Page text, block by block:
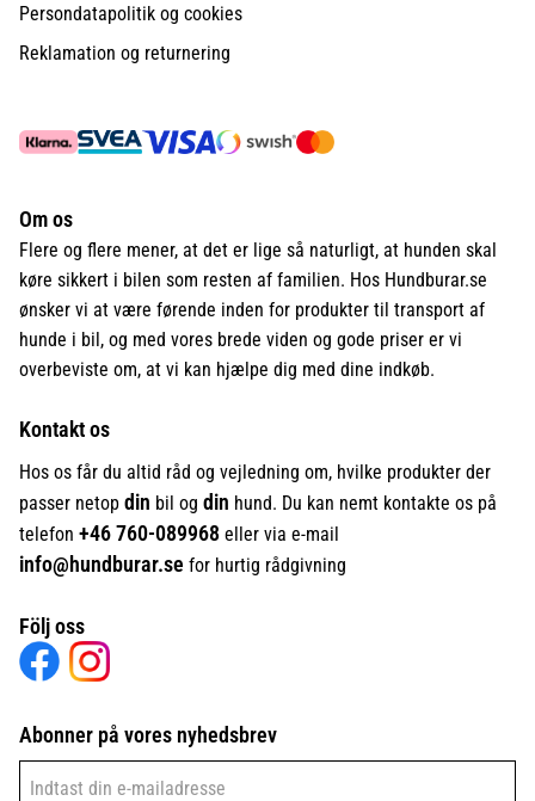
Persondatapolitik og cookies
Reklamation og returnering
Om os
Flere og flere mener, at det er lige så naturligt, at hunden skal
køre sikkert i bilen som resten af familien. Hos Hundburar.se
ønsker vi at være førende inden for produkter til transport af
hunde i bil, og med vores brede viden og gode priser er vi
overbeviste om, at vi kan hjælpe dig med dine indkøb.
Kontakt os
Hos os får du altid råd og vejledning om, hvilke produkter der
passer netop din bil og din hund. Du kan nemt kontakte os på
telefon +46760-089968 eller via e-mail
info@hundburar.se for hurtig rådgivning
Följ oss
Abonner på vores nyhedsbrev